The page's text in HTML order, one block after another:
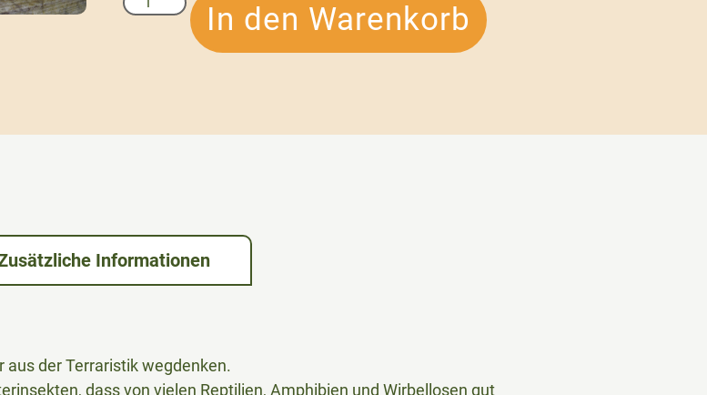
In den Warenkorb
Informationen
der Terraristik wegdenken.
dass von vielen Reptilien, Amphibien und Wirbellosen gut